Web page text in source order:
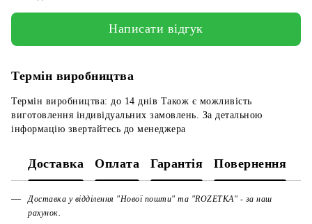
Написати відгук
Термін виробництва
Термін виробництва: до 14 днів Також є можливість
виготовлення індивідуальних замовлень. За детальною
інформацію звертайтесь до менеджера
Доставка Оплата Гарантія Повернення
Доставка у відділення "Нової пошти" та "ROZETKA" - за наш
рахунок.